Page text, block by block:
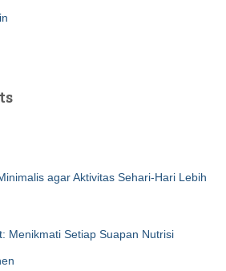
agar Aktivitas Sehari-Hari Lebih
Menikmati Setiap Suapan Nutrisi